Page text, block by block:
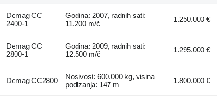
Demag CC
2400-1
Godina: 2007, radnih sati:
11.200 m/č
1.250.000 €
Demag CC
2800-1
Godina: 2009, radnih sati:
12.500 m/č
1.295.000 €
Demag CC2800
Nosivost: 600.000 kg, visina
podizanja: 147 m
1.800.000 €